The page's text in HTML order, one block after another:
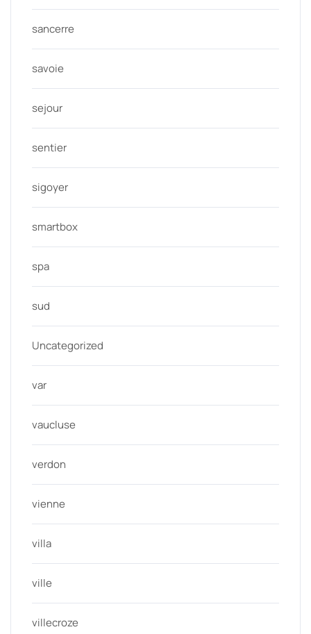
sancerre
savoie
sejour
sentier
sigoyer
smartbox
spa
sud
Uncategorized
var
vaucluse
verdon
vienne
villa
ville
villecroze